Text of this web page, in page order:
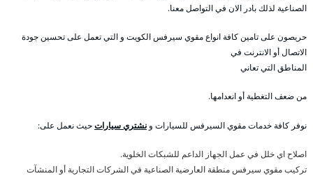
الصناعية لذلك بادر الان في التواصل معنا.
حريصون على تامين كافة انواع مقوي سيرفس الكويت و التي تعمل على تحسين جودة
الاتصال أو الانترنت في
المناطق التي تعاني
من ضعف التغطية أو انعدامها.
نوفر كافة خدمات مقوي السيرفس للسيارات و نشتري سياراتحيث نعمل على:
اصلاح اي خلل في عمل الجهاز الداعم للشبكات الخلوية.
تركيب مقوي سيرفس منطقة العارضية الصناعية في الشركات التجارية أو المنشآت